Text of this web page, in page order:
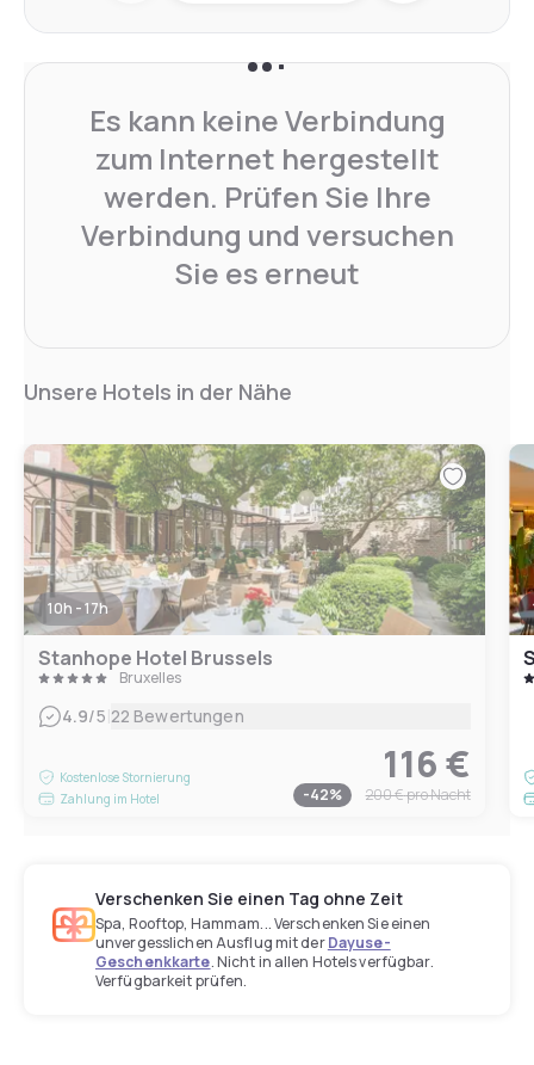
Es kann keine Verbindung
zum Internet hergestellt
werden. Prüfen Sie Ihre
Verbindung und versuchen
Sie es erneut
Unsere Hotels in der Nähe
10h - 17h
Stanhope Hotel Brussels
Bruxelles
4.9/5|22 Bewertungen
Kostenlose Stornierung
Zahlung im Hotel
116 €
-42% 200 €pro Nacht
Verschenken Sie einen Tag ohne Zeit
Spa, Rooftop, Hammam... Verschenken Sie einen
unvergesslichen Ausflug mit derDayuse-
Geschenkkarte. Nicht in allen Hotels verfügbar.
Verfügbarkeit prüfen.